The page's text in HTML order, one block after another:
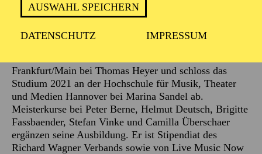
AUSWAHL SPEICHERN
DATENSCHUTZ IMPRESSUM
Mainfranken Theater in Würzburg. Im Sommer 2023
war er erstmals bei den Salzburger Festspielen zu
erleben.
Frankfurt/Main bei Thomas Heyer und schloss das
Studium 2021 an der Hochschule für Musik, Theater
und Medien Hannover bei Marina Sandel ab.
Meisterkurse bei Peter Berne, Helmut Deutsch, Brigitte
Fassbaender, Stefan Vinke und Camilla Überschaer
ergänzen seine Ausbildung. Er ist Stipendiat des
Richard Wagner Verbands sowie von Live Music Now